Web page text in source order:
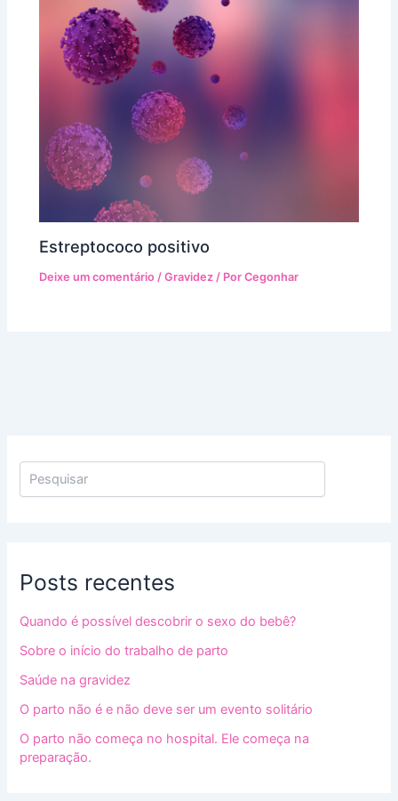
Estreptococo positivo
Deixe um comentário /Gravidez / PorCegonhar
Posts recentes
Quando é possível descobrir o sexo do bebê?
Sobre o início do trabalho de parto
Saúde na gravidez
O parto não é e não deve ser um evento solitário
O parto não começa no hospital. Ele começa na
preparação.